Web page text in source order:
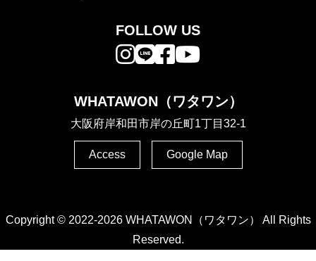
FOLLOW US
WHATAWON（ワタワン）
大阪府岸和田市岸の丘町1丁目32-1
Access Google Map
Copyright © 2022-2026 WHATAWON（ワタワン） All Rights
Reserved.